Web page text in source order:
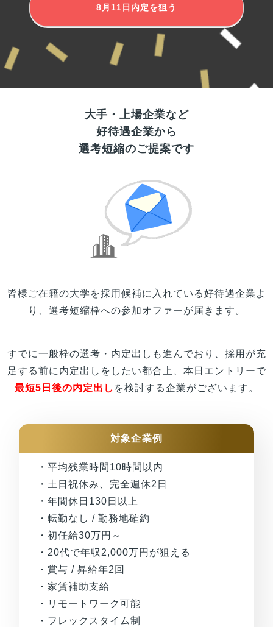
8月11日 内定を狙う
大手・上場企業など
好待遇企業から
選考短縮のご提案です
皆様 ご在籍の大学 を採用候補に入れている好待遇企業よ
り、選考短縮枠への参加オファーが届きます。
すでに一般枠の選考・内定出しも進んでおり、採用が充
足する前に内定出しをしたい都合上、本日エントリーで
最短5日後の内定出し を検討する企業がございます。
対象企業例
・平均残業時間10時間以内
・土日祝休み、完全週休2日
・年間休日130日以上
・転勤なし / 勤務地確約
・初任給30万円～
・20代で年収2,000万円が狙える
・賞与 / 昇給年2回
・家賃補助支給
・リモートワーク可能
・フレックスタイム制